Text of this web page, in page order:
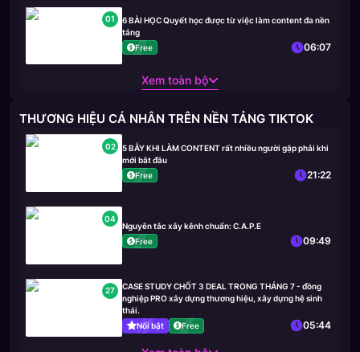
01
6 BÀI HỌC Quyết học được từ việc làm content đa nền
tảng
Free
06:07
Xem toàn bộ
THƯƠNG HIỆU CÁ NHÂN TRÊN NỀN TẢNG TIKTOK
02
5 BẪY KHI LÀM CONTENT rất nhiều người gặp phải khi
mới bắt đầu
Free
21:22
04
Nguyên tắc xây kênh chuẩn: C.A.P.E
Free
09:49
27
CASE STUDY CHỐT 3 DEAL TRONG THÁNG 7 - đồng
nghiệp PRO xây dựng thương hiệu, xây dựng hệ sinh
thái.
Nổi bật
Free 05:44